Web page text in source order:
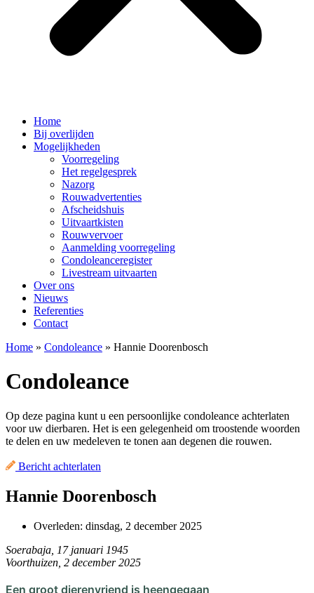
Home
Bij overlijden
Mogelijkheden
Voorregeling
Het regelgesprek
Nazorg
Rouwadvertenties
Afscheidshuis
Uitvaartkisten
Rouwvervoer
Aanmelding voorregeling
Condoleanceregister
Livestream uitvaarten
Over ons
Nieuws
Referenties
Contact
Home » Condoleance » Hannie Doorenbosch
Condoleance
Op deze pagina kunt u een persoonlijke condoleance achterlaten
voor uw dierbaren. Het is een gelegenheid om troostende woorden
te delen en uw medeleven te tonen aan degenen die rouwen.
Bericht achterlaten
Hannie Doorenbosch
Overleden: dinsdag, 2 december 2025
Soerabaja, 17 januari 1945
Voorthuizen, 2 december 2025
Een groot dierenvriend is heengegaan